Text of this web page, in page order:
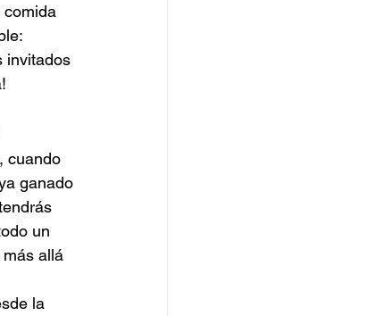
comida
invitados
cuando
ganado
un
allá
la